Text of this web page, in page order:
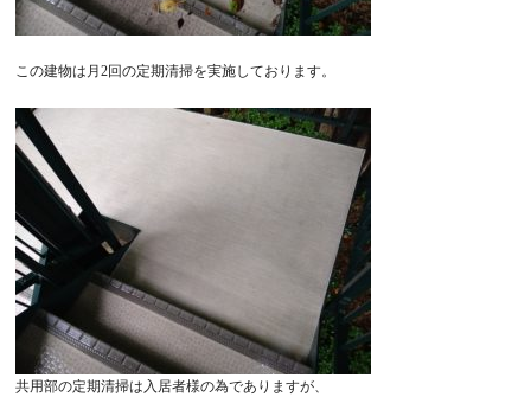
この建物は月2回の定期清掃を実施しております。
共用部の定期清掃は入居者様の為でありますが、